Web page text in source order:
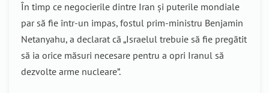
În timp ce negocierile dintre Iran și puterile mondiale
par să fie într-un impas, fostul prim-ministru Benjamin
Netanyahu, a declarat că „Israelul trebuie să fie pregătit
să ia orice măsuri necesare pentru a opri Iranul să
dezvolte arme nucleare”.